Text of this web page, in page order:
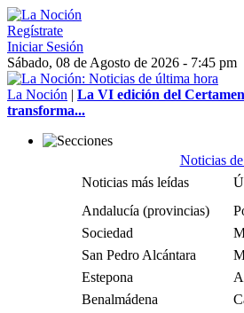
Regístrate
Iniciar Sesión
Sábado, 08 de Agosto de 2026 - 7:45 pm
La Noción | La VI edición del
transforma...
Noticias
Noticias más leídas
Andalucía (provincias)
Sociedad
San Pedro Alcántara
Estepona
Benalmádena